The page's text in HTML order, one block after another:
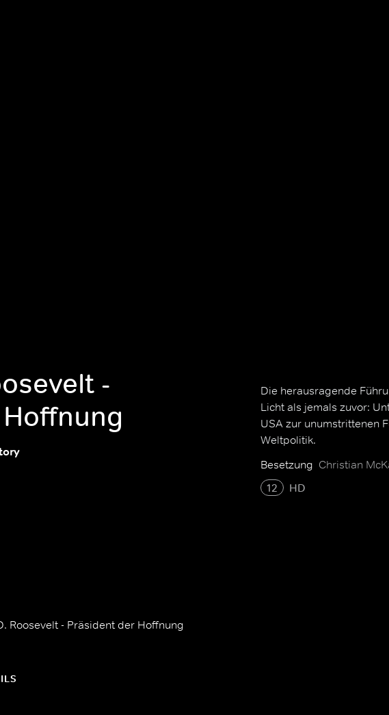
-
Die herausragende
Licht als jemals zuvor:
USA zur unumstrittenen
Weltpolitik.
Besetzung Christian
12
HD
Roosevelt - Präsident der Hoffnung